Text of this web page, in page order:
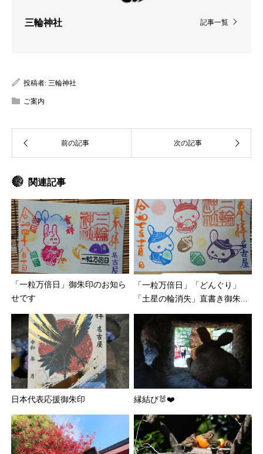
記事一覧
三輪神社
投稿者: 三輪神社
ご案内
関連記事
「一粒万倍日」御朱印のお知ら
せです
「一粒万倍日」「どんぐり」
「土星の輪消失」直書き御朱...
日本代表応援御朱印 縁結び🐰❤️